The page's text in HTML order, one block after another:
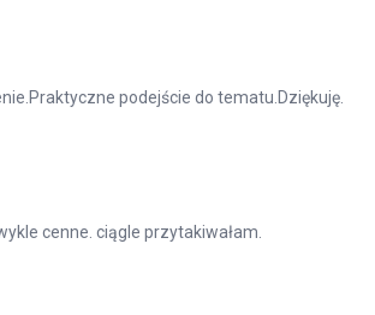
podejście do tematu.Dziękuję.
cenne. ciągle przytakiwałam.